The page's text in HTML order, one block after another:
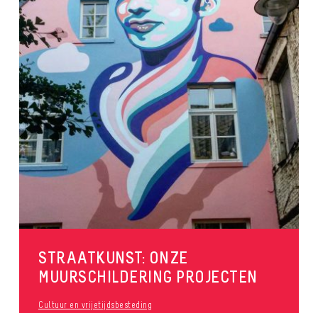
STRAATKUNST: ONZE
MUURSCHILDERING PROJECTEN
Cultuur en vrijetijdsbesteding